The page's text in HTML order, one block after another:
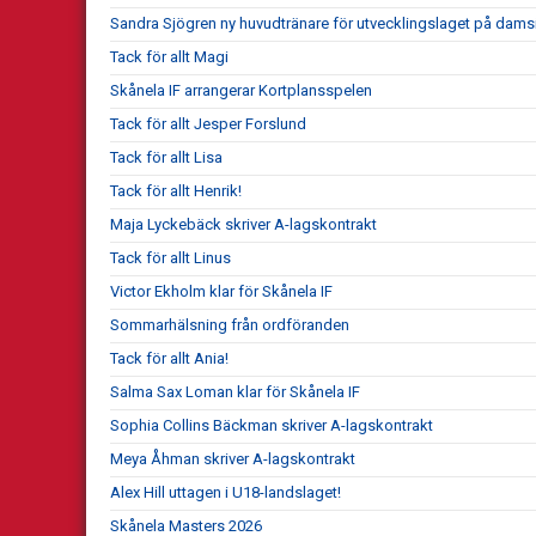
Sandra Sjögren ny huvudtränare för utvecklingslaget på
Tack för allt Magi
Skånela IF arrangerar Kortplansspelen
Tack för allt Jesper Forslund
Tack för allt Lisa
Tack för allt Henrik!
Maja Lyckebäck skriver A-lagskontrakt
Tack för allt Linus
Victor Ekholm klar för Skånela IF
Sommarhälsning från ordföranden
Tack för allt Ania!
Salma Sax Loman klar för Skånela IF
Sophia Collins Bäckman skriver A-lagskontrakt
Meya Åhman skriver A-lagskontrakt
Alex Hill uttagen i U18-landslaget!
Skånela Masters 2026